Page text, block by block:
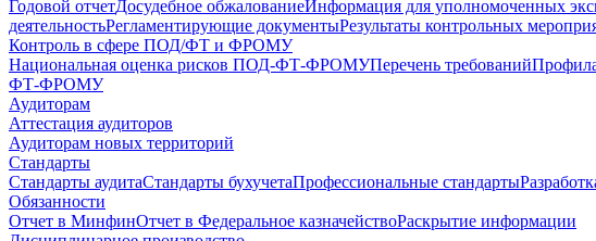
Годовой отчетДосудебное обжалованиеИнформация для уполномоченных
деятельностьРегламентирующие документыРезультаты контрольных
Контроль в сфере ПОД/ФТ и ФРОМУ
Национальная оценка рисков ПОД-ФТ-ФРОМУПеречень требований
ФТ-ФРОМУ
Аудиторам
Аттестация аудиторов
Аудиторам новых территорий
Стандарты
Стандарты аудитаСтандарты бухучетаПрофессиональные стандарты
Обязанности
Отчет в МинфинОтчет в Федеральное казначействоРаскрытие информации